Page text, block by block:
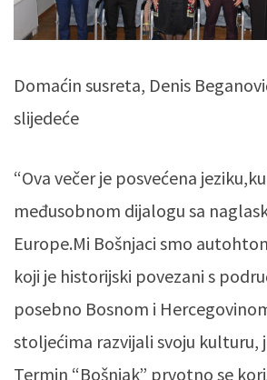
Domaćin susreta, Denis
slijedeće
“Ova večer je posvećena
međusobnom dijalogu sa
Europe.Mi Bošnjaci smo
koji je historijski povezani s
posebno Bosnom i
stoljećima razvijali svoju kulturu,
Termin “Bošnjak” prvotno se